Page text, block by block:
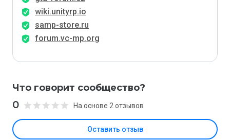
wiki.unityrp.io
samp-store.ru
forum.vc-mp.org
Что говорит сообщество?
0 На основе 2 отзывов
Оставить отзыв